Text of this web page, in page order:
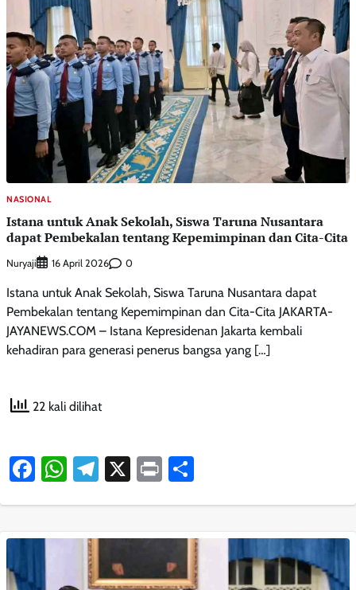
NASIONAL
Istana untuk Anak Sekolah, Siswa Taruna Nusantara
dapat Pembekalan tentang Kepemimpinan dan Cita-Cita
Nuryaji 16 April 2026 0
Istana untuk Anak Sekolah, Siswa Taruna Nusantara dapat
Pembekalan tentang Kepemimpinan dan Cita-Cita JAKARTA-
JAYANEWS.COM – Istana Kepresidenan Jakarta kembali
kehadiran para generasi penerus bangsa yang […]
22 kali dilihat
Facebook
WhatsApp
Telegram
X Print